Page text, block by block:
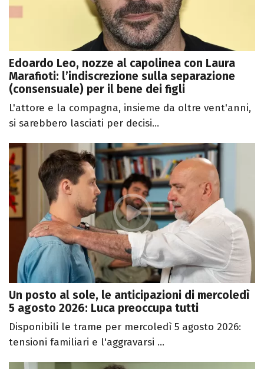
Edoardo Leo, nozze al capolinea con Laura
Marafioti: l’indiscrezione sulla separazione
(consensuale) per il bene dei figli
L'attore e la compagna, insieme da oltre vent'anni,
si sarebbero lasciati per decisi...
Un posto al sole, le anticipazioni di mercoledì
5 agosto 2026: Luca preoccupa tutti
Disponibili le trame per mercoledì 5 agosto 2026:
tensioni familiari e l'aggravarsi ...